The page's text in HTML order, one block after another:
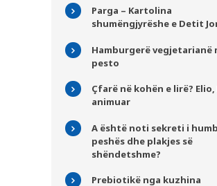
Parga – Kartolina
shumëngjyrëshe e Detit
Hamburgerë vegjetarianë
pesto
Çfarë në kohën e lirë? Elio,
animuar
A është noti sekreti i
peshës dhe plakjes së
shëndetshme?
Prebiotikë nga kuzhina